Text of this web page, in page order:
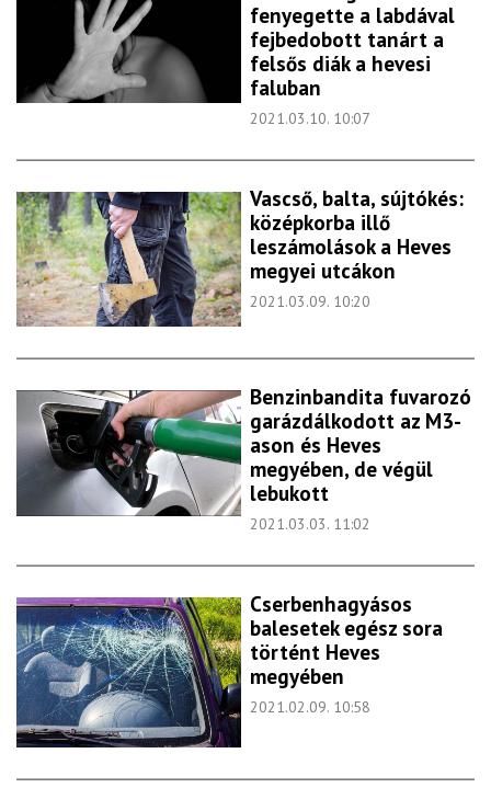
fenyegette a labdával
fejbedobott tanárt a
felsős diák a hevesi
faluban
2021.03.10. 10:07
Vascső, balta, sújtókés:
középkorba illő
leszámolások a Heves
megyei utcákon
2021.03.09. 10:20
Benzinbandita fuvarozó
garázdálkodott az M3-
ason és Heves
megyében, de végül
lebukott
2021.03.03. 11:02
Cserbenhagyásos
balesetek egész sora
történt Heves
megyében
2021.02.09. 10:58